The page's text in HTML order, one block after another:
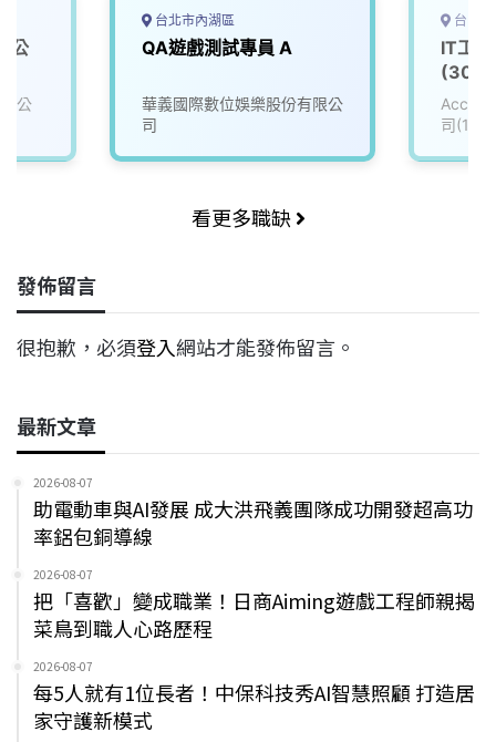
公
公
台北市內湖區
QA遊戲測試專員 A
華義國際數位娛樂股份有限公
司
台中
IT工
司
看更多職缺
發佈留言
很抱歉，必須登入網站才能發佈留言。
最新文章
2026-08-07
助電動車與AI發展 成大洪飛義團隊成功開發超高功
率鋁包銅導線
2026-08-07
把「喜歡」變成職業！日商Aiming遊戲工程師親揭
菜鳥到職人心路歷程
2026-08-07
每5人就有1位長者！中保科技秀AI智慧照顧 打造居
家守護新模式